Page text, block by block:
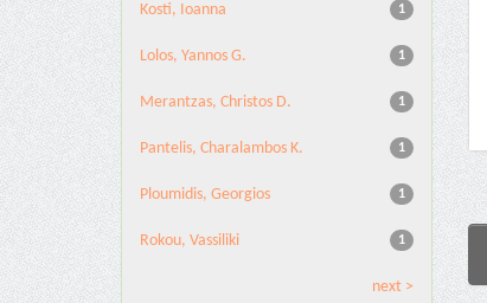
1
Kosti, Ioanna
1
Lolos, Yannos G.
1
Merantzas, Christos D.
1
Pantelis, Charalambos K.
1
Ploumidis, Georgios
1
Rokou, Vassiliki
next >